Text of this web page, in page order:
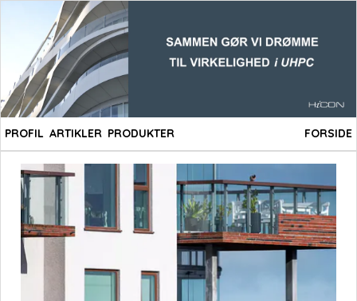
PROFIL ARTIKLER PRODUKTER FORSIDE